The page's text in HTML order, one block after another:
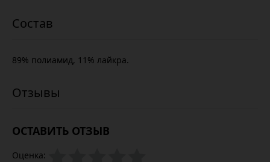
89% полиамид, 11% лайкра.
ОСТАВИТЬ ОТЗЫВ
Оценка: